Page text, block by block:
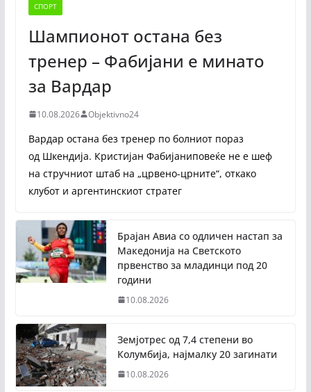
СПОРТ
Шампионот остана без
тренер – Фабијани е минато
за Вардар
10.08.2026 Objektivno24
Вардар остана без тренер по болниот пораз
од Шкендија. Кристијан Фабијаниповеќе не е шеф
на стручниот штаб на „црвено-црните“, откако
клубот и аргентинскиот стратег
Брајан Авиа со одличен настап за
Македонија на Светското
првенство за младинци под 20
години
10.08.2026
Земјотрес од 7,4 степени во
Колумбија, најмалку 20 загинати
10.08.2026